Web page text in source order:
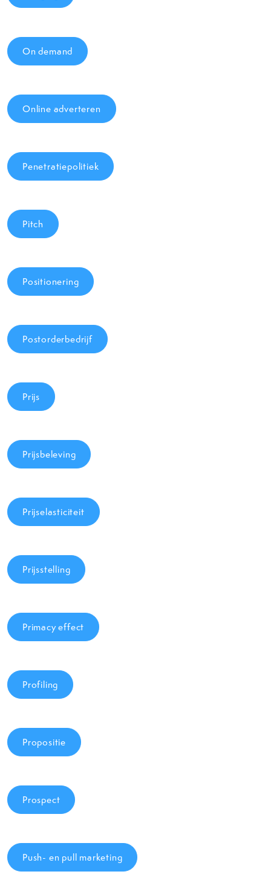
On demand
Online adverteren
Penetratiepolitiek
Pitch
Positionering
Postorderbedrijf
Prijs
Prijsbeleving
Prijselasticiteit
Prijsstelling
Primacy effect
Profiling
Propositie
Prospect
Push- en pull marketing